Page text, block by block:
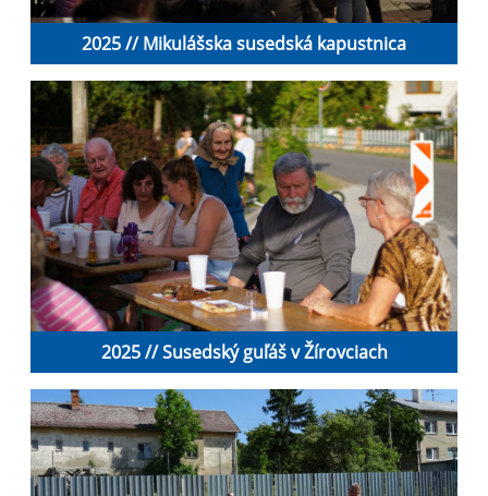
2025 // Mikulášska susedská kapustnica
2025 // Susedský guľáš v Žírovciach